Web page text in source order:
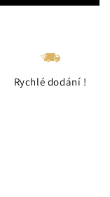
Rychlé dodání !